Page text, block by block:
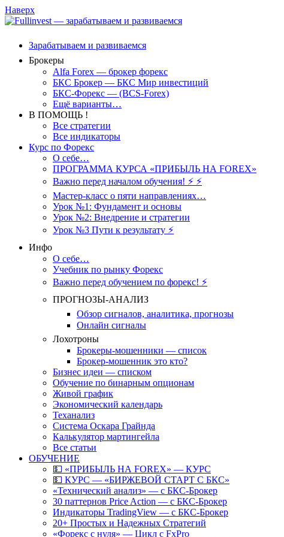
Наверх
Зарабатываем и развиваемся
Брокеры
Alfa Forex — брокер форекс
БКС Брокер — БКС Мир инвестиций
БКС-Форекс — (BCS-Forex)
Ещё варианты…
В ПОМОЩЬ !
Все стратегии
Все индикаторы
Курс по Форекс
О себе…
ПРОГРАММА КУРСА «ПРИБЫЛЬ НА FOREX»
Важно перед началом обучения! ⚡ ⚡
Мастер-класс о пяти направлениях…
Урок №1: Фундамент и основы
Урок №2: Внедрение и стратегии
Урок №3 Пути к результату ⚡️
Инфо
О себе…
Учебник по рынку Форекс
Важно перед обучением по форекс! ⚡
ПРОГНОЗЫ-АНАЛИЗ
Обзор сигналов, аналитика, прогнозы
Онлайн сигналы
Лохотроны
Брокеры-мошенники — список
Брокер-мошенник это кто?
Бизнес идеи — списком
Обучение по бинарным опционам
Живой график
Экономический календарь
Теханализ
Система Оскара Грайнда
Калькулятор мартингейла
Все статьи
ОБУЧЕНИЕ
💵 «ПРИБЫЛЬ НА FOREX» — КУРС
💵 КУРС — «БИРЖЕВОЙ СТАРТ С БКС»
«Технический анализ» — с БКС-Брокер
30 паттернов Price Action — с БКС-Брокер
Индикаторы TradingView — с БКС-Брокер
20+ Простых и Надежных Стратегий
«Форекс с нуля» — Цикл с FxPro